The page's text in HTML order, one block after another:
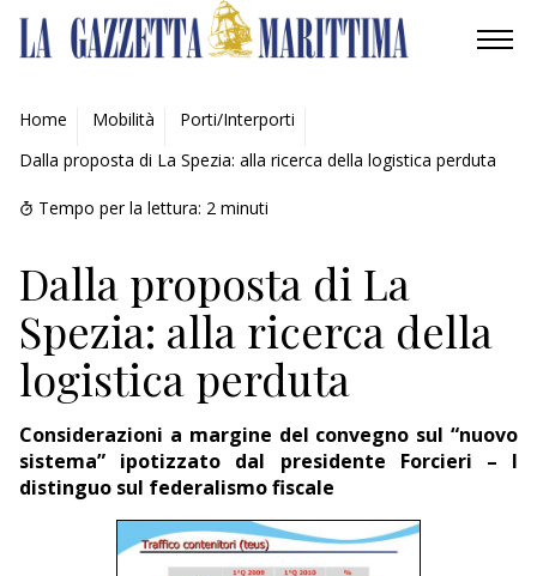
AMBIENTE
MOBILITÀ
INDUSTRIA
RICERCA
ECONOMIA
TURISMO
CULTURA
Home Mobilità
Porti/Interporti
Dalla proposta di La Spezia: alla ricerca della logistica perduta
Tempo per la lettura: 2 minuti
Dalla proposta di La
Spezia: alla ricerca della
logistica perduta
Considerazioni a margine del convegno sul “nuovo
sistema” ipotizzato dal presidente Forcieri – I
distinguo sul federalismo fiscale